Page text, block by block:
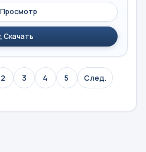
Просмотр
Скачать
2 3 4 5 След.